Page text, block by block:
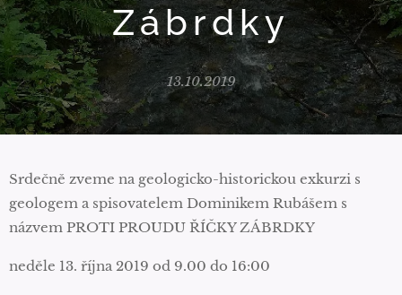
Zábrdky
13.10.2019
Srdečně zveme na geologicko-historickou exkurzi s
geologem a spisovatelem Dominikem Rubášem s
názvem PROTI PROUDU ŘÍČKY ZÁBRDKY
neděle 13. října 2019 od 9.00 do 16:00